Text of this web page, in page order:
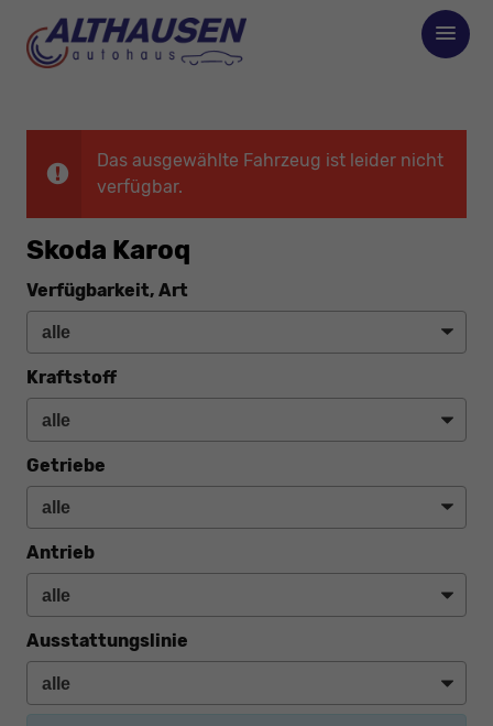
Das ausgewählte Fahrzeug ist leider nicht
verfügbar.
Skoda Karoq
Verfügbarkeit, Art
Kraftstoff
Getriebe
Antrieb
Ausstattungslinie